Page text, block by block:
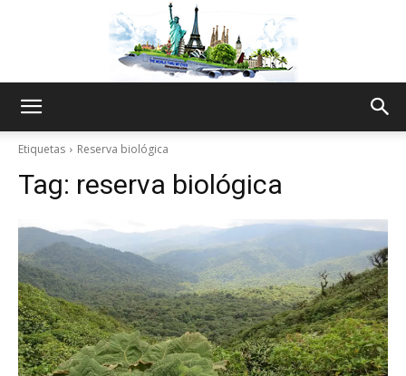
World
Thru
My
Etiquetas Reserva biológica
Tag: reserva biológica